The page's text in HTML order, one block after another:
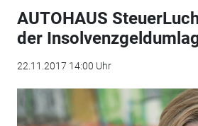
AUTOHAUS
der
22.11.2017 14:00 Uhr